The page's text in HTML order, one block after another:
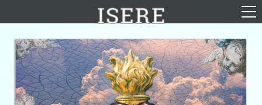
English (US)
Français
Portrait
Parcours